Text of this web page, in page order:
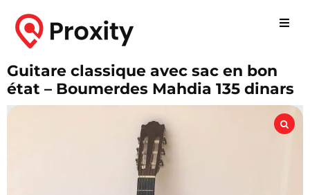
Guitare classique avec sac en bon
état – Boumerdes Mahdia 135 dinars